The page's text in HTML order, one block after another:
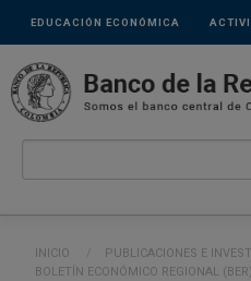
Pasar al contenido principal
Links
secundarios
EDUCACIÓN ECONÓMICA
Ruta de navegación
INICIO
PUBLICACIONES E
BOLETÍN ECONÓMICO REGIONAL (BER)